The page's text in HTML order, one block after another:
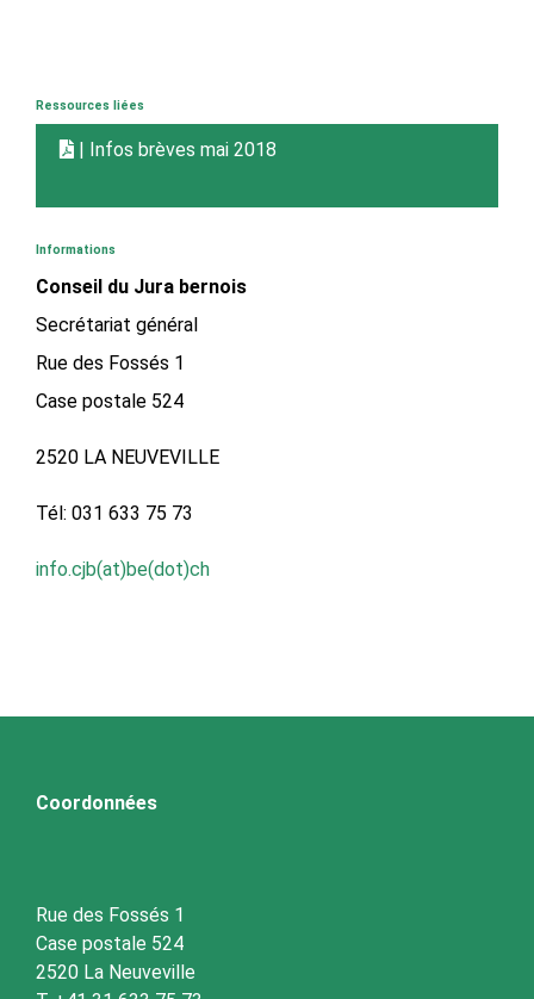
Ressources liées
| Infos brèves mai 2018
Informations
Conseil du Jura bernois
Secrétariat général
Rue des Fossés 1
Case postale 524
2520 LA NEUVEVILLE
Tél: 031 633 75 73
info.cjb(at)be(dot)ch
Coordonnées
Rue des Fossés 1
Case postale 524
2520 La Neuveville